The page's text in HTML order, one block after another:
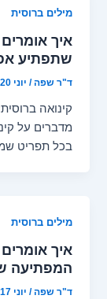
מילים ברוסית
איך
שתפתיע
ד"ר שפה/ יוני 20, 2025
קינואה
מדברים על
בכל תפריט
מילים ברוסית
איך
המפתיעה
ד"ר שפה/ יוני 17, 2025